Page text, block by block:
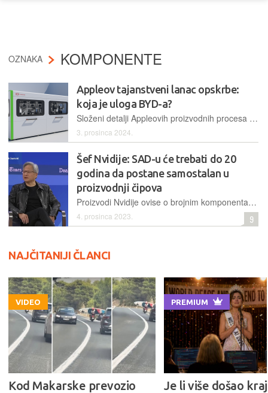
OZNAKA KOMPONENTE
Appleov tajanstveni lanac opskrbe:
koja je uloga BYD-a?
Složeni detalji Appleovih proizvodnih procesa često ostaju obavijeni velom tajne. Nedavna otkrića bacila su svjetlo na neočekivanog igrača u Appleovom lancu opskrbe: BYD, najvećeg kineskog proizvođača električnih vozila...
3. prosinca 2024.
Šef Nvidije: SAD-u će trebati do 20
godina da postane samostalan u
proizvodnji čipova
Proizvodi Nvidije ovise o brojnim komponentama koje dolaze iz različitih dijelova svijeta, a izvršni direktor te tvrtke, Jensen Huang, smatra kako se one neće proizvoditi tako skoro u SAD-u
4. prosinca 2023. 9
NAJČITANIJI ČLANCI
VIDEO
Kod Makarske prevozio
PREMIUM
Je li više došao kraj